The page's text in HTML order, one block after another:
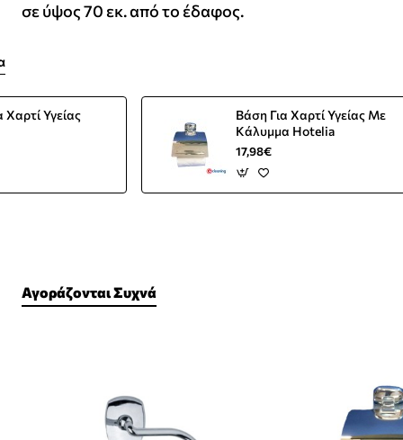
σε ύψος 70 εκ. από το έδαφος.
Χαρτί Υγείας
Βάση Για Χαρτί Υγείας Με
Κάλυμμα Hotelia
17,98€
Αγοράζονται Συχνά